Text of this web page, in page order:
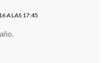
A LAS 17:45